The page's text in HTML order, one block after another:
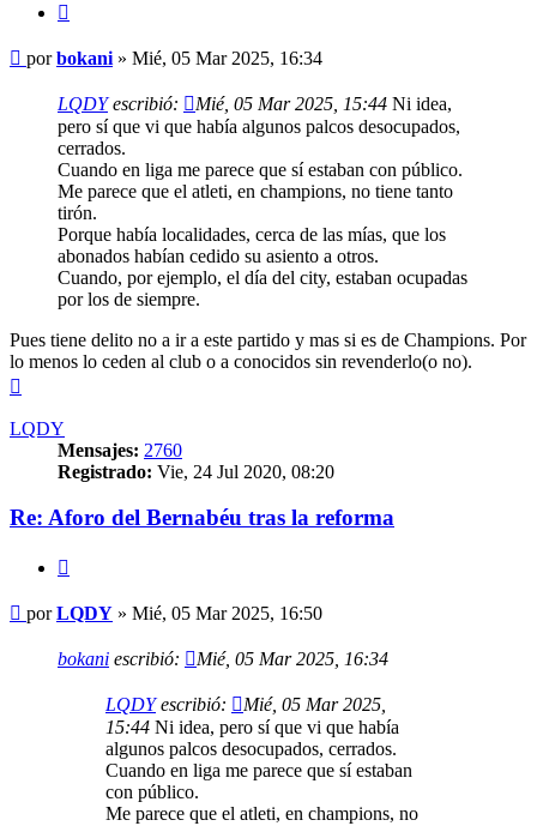
Mensaje
porbokani » Mié, 05 Mar 2025, 16:34
LQDYescribió: Mié, 05 Mar 2025, 15:44 Ni idea,
pero sí que vi que había algunos palcos desocupados,
cerrados.
Cuando en liga me parece que sí estaban con público.
Me parece que el atleti, en champions, no tiene tanto
tirón.
Porque había localidades, cerca de las mías, que los
abonados habían cedido su asiento a otros.
Cuando, por ejemplo, el día del city, estaban ocupadas
por los de siempre.
Pues tiene delito no a ir a este partido y mas si es de Champions. Por
lo menos lo ceden al club o a conocidos sin revenderlo(o no).
LQDY
Mensajes: 2760
Registrado: Vie, 24 Jul 2020, 08:20
Re: Aforo del Bernabéu tras la reforma
Mensaje
porLQDY » Mié, 05 Mar 2025, 16:50
bokani escribió: Mié, 05 Mar 2025, 16:34
LQDYescribió:
Mié, 05 Mar 2025,
15:44 Ni idea, pero sí que vi que había
algunos palcos desocupados, cerrados.
Cuando en liga me parece que sí estaban
con público.
Me parece que el atleti, en champions, no